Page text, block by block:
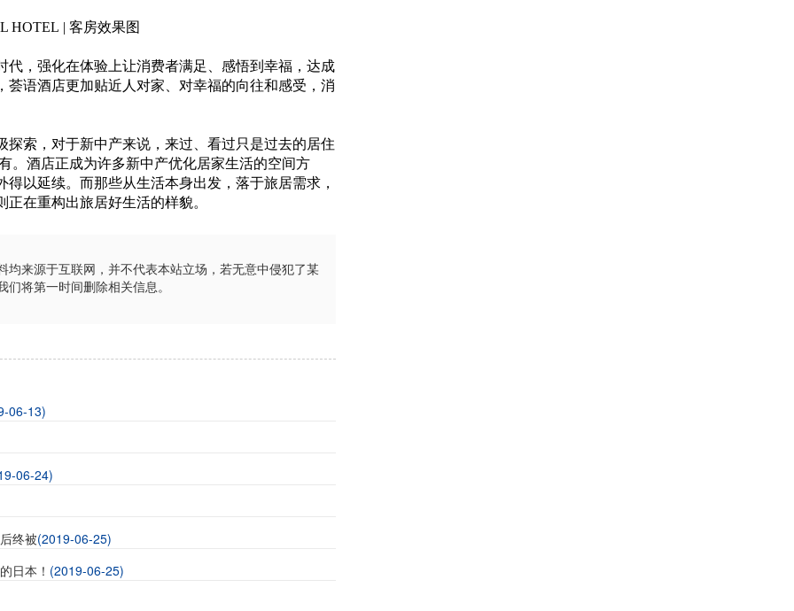
HOTEL | 客房效果图
，强化在体验上让消费者满足、感悟到幸福，达成
语酒店更加贴近人对家、对幸福的向往和感受，消
索，对于新中产来说，来过、看过只是过去的居住
。酒店正成为许多新中产优化居家生活的空间方
以延续。而那些从生活本身出发，落于旅居需求，
在重构出旅居好生活的样貌。
均来源于互联网，并不代表本站立场，若无意中侵犯了某
将第一时间删除相关信息。
06-13)
06-24)
终被(2019-06-25)
日本！ (2019-06-25)